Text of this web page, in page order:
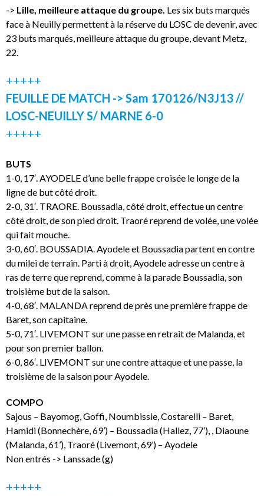
-> Lille, meilleure attaque du groupe. Les six buts marqués
face à Neuilly permettent à la réserve du LOSC de devenir, avec
23 buts marqués, meilleure attaque du groupe, devant Metz,
22.
+++++
FEUILLE DE MATCH -> Sam 170126/N3J13 //
LOSC-NEUILLY S/ MARNE 6-0
+++++
BUTS
1-0, 17′. AYODELE d’une belle frappe croisée le longe de la
ligne de but côté droit.
2-0, 31′. TRAORE. Boussadia, côté droit, effectue un centre
côté droit, de son pied droit. Traoré reprend de volée, une volée
qui fait mouche.
3-0, 60′. BOUSSADIA. Ayodele et Boussadia partent en contre
du milei de terrain. Parti à droit, Ayodele adresse un centre à
ras de terre que reprend, comme à la parade Boussadia, son
troisième but de la saison.
4-0, 68′. MALANDA reprend de près une première frappe de
Baret, son capitaine.
5-0, 71′. LIVEMONT sur une passe en retrait de Malanda, et
pour son premier ballon.
6-0, 86′. LIVEMONT sur une contre attaque et une passe, la
troisième de la saison pour Ayodele.
COMPO
Sajous – Bayomog, Goffi, Noumbissie, Costarelli – Baret,
Hamidi (Bonnechère, 69’) – Boussadia (Hallez, 77’), , Diaoune
(Malanda, 61’), Traoré (Livemont, 69’) – Ayodele
Non entrés -> Lanssade (g)
+++++